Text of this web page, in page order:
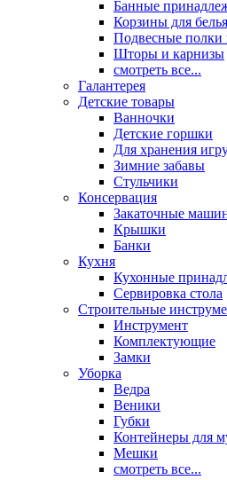
Банные
Корзины для белья
Подвесные полки
Шторы и карнизы
смотреть все...
Галантерея
Детские товары
Ванночки
Детские горшки
Для хранения
Зимние забавы
Стульчики
Консервация
Закаточные
Крышки
Банки
Кухня
Кухонные
Сервировка стола
Строительные
Инструмент
Комплектующие
Замки
Уборка
Ведра
Веники
Губки
Контейнеры для
Мешки
смотреть все...